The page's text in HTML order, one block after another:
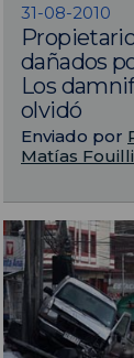
31-08-2010
dañados
Los
olvidó
Enviado por
Matías